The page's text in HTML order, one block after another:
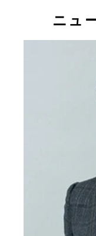
ニュ